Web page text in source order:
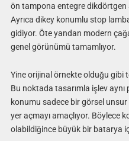
ön tampona entegre dikdörtgen
Ayrıca dikey konumlu stop
gidiyor. Öte yandan modern
genel görünümü tamamlıyor.
Yine orijinal örnekte olduğu gibi
Bu noktada tasarımla işlev
konumu sadece bir görsel
yer açmayı amaçlıyor. Böylece
olabildiğince büyük bir batarya